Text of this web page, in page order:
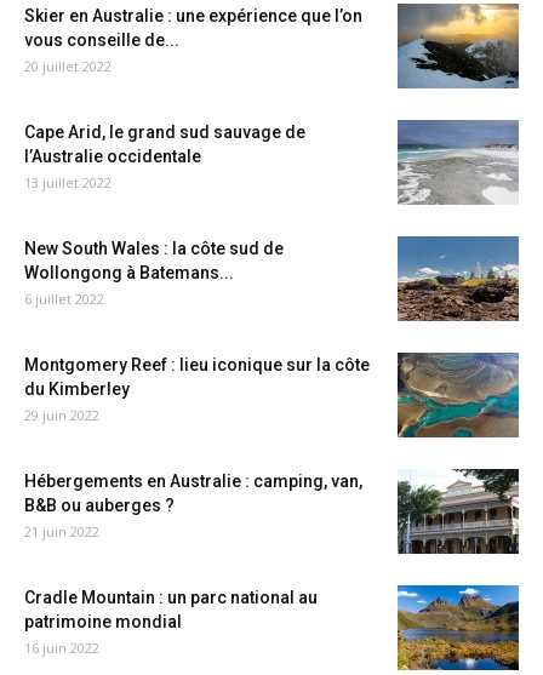
Skier en Australie : une expérience que l’on
vous conseille de...
20 juillet 2022
Cape Arid, le grand sud sauvage de
l’Australie occidentale
13 juillet 2022
New South Wales : la côte sud de
Wollongong à Batemans...
6 juillet 2022
Montgomery Reef : lieu iconique sur la côte
du Kimberley
29 juin 2022
Hébergements en Australie : camping, van,
B&B ou auberges ?
21 juin 2022
Cradle Mountain : un parc national au
patrimoine mondial
16 juin 2022